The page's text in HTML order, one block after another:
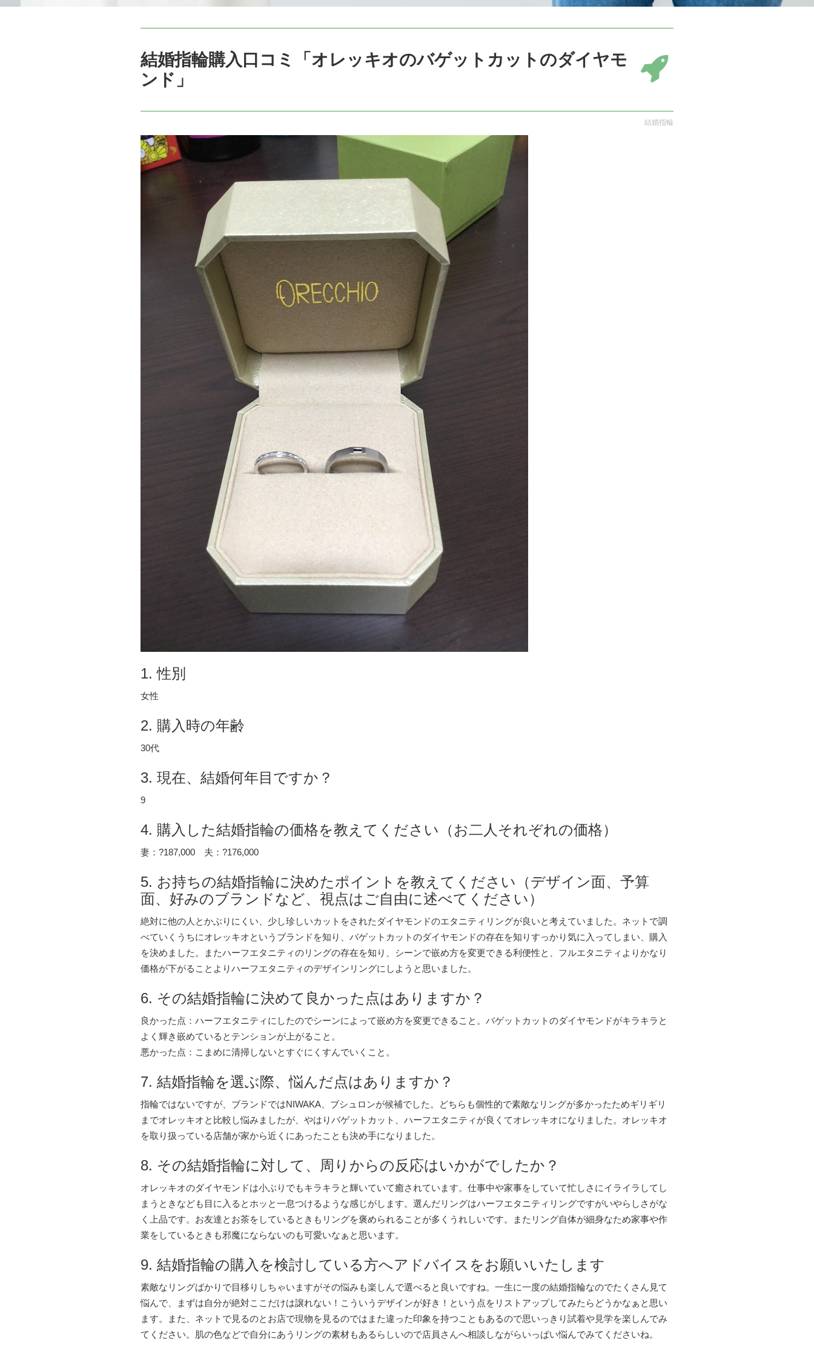
結婚指輪購入口コミ「オレッキオのバゲットカットのダイヤモ
ンド」
結婚指輪
1. 性別
女性
2. 購入時の年齢
30代
3. 現在、結婚何年目ですか？
9
4. 購入した結婚指輪の価格を教えてください（お二人それぞれの価格）
妻：?187,000 夫：?176,000
5. お持ちの結婚指輪に決めたポイントを教えてください（デザイン面、予算
面、好みのブランドなど、視点はご自由に述べてください）
絶対に他の人とかぶりにくい、少し珍しいカットをされたダイヤモンドのエタニティリングが良いと考えていました。ネットで調
べていくうちにオレッキオというブランドを知り、バゲットカットのダイヤモンドの存在を知りすっかり気に入ってしまい、購入
を決めました。またハーフエタニティのリングの存在を知り、シーンで嵌め方を変更できる利便性と、フルエタニティよりかなり
価格が下がることよりハーフエタニティのデザインリングにしようと思いました。
6. その結婚指輪に決めて良かった点はありますか？
良かった点：ハーフエタニティにしたのでシーンによって嵌め方を変更できること。バゲットカットのダイヤモンドがキラキラと
よく輝き嵌めているとテンションが上がること。
悪かった点：こまめに清掃しないとすぐにくすんでいくこと。
7. 結婚指輪を選ぶ際、悩んだ点はありますか？
指輪ではないですが、ブランドではNIWAKA、ブシュロンが候補でした。どちらも個性的で素敵なリングが多かったためギリギリ
までオレッキオと比較し悩みましたが、やはりバゲットカット、ハーフエタニティが良くてオレッキオになりました。オレッキオ
を取り扱っている店舗が家から近くにあったことも決め手になりました。
8. その結婚指輪に対して、周りからの反応はいかがでしたか？
オレッキオのダイヤモンドは小ぶりでもキラキラと輝いていて癒されています。仕事中や家事をしていて忙しさにイライラしてし
まうときなども目に入るとホッと一息つけるような感じがします。選んだリングはハーフエタニティリングですがいやらしさがな
く上品です。お友達とお茶をしているときもリングを褒められることが多くうれしいです。またリング自体が細身なため家事や作
業をしているときも邪魔にならないのも可愛いなぁと思います。
9. 結婚指輪の購入を検討している方へアドバイスをお願いいたします
素敵なリングばかりで目移りしちゃいますがその悩みも楽しんで選べると良いですね。一生に一度の結婚指輪なのでたくさん見て
悩んで、まずは自分が絶対ここだけは譲れない！こういうデザインが好き！という点をリストアップしてみたらどうかなぁと思い
ます。また、ネットで見るのとお店で現物を見るのではまた違った印象を持つこともあるので思いっきり試着や見学を楽しんでみ
てください。肌の色などで自分にあうリングの素材もあるらしいので店員さんへ相談しながらいっぱい悩んでみてくださいね。